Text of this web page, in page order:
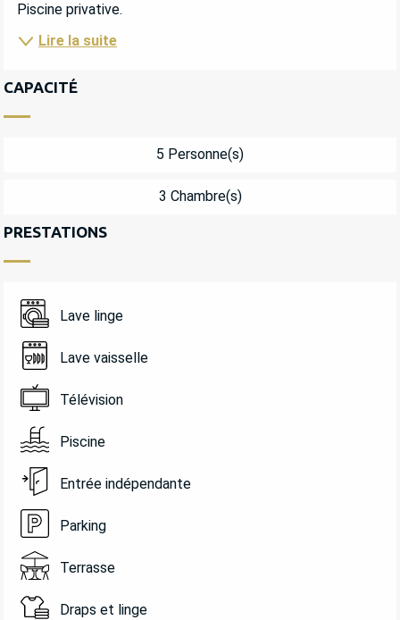
Piscine privative.
Lire la suite
CAPACITÉ
5 Personne(s)
3 Chambre(s)
PRESTATIONS
Lave linge
Lave vaisselle
Télévision
Piscine
Entrée indépendante
Parking
Terrasse
Draps et linge